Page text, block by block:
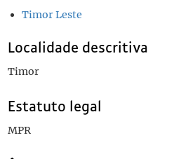
Timor Leste
Localidade descritiva
Timor
Estatuto legal
MPR